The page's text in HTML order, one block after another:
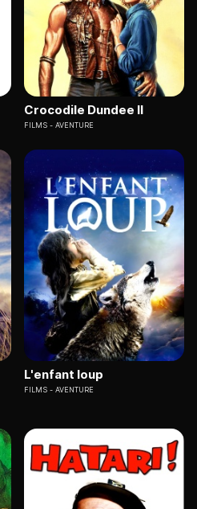
Crocodile Dundee II
FILMS AVENTURE
L'enfant loup
FILMS AVENTURE